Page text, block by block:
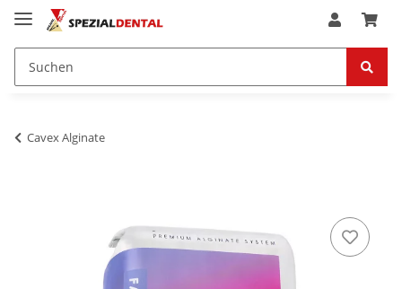
Cavex Alginate